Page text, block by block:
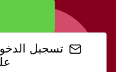
تسجيل